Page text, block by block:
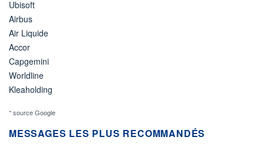
Ubisoft
Airbus
Air Liquide
Accor
Capgemini
Worldline
Kleaholding
* source Google
MESSAGES LES PLUS RECOMMANDÉS